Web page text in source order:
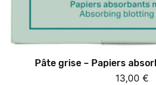
Pâte grise – Papiers
13,00 €